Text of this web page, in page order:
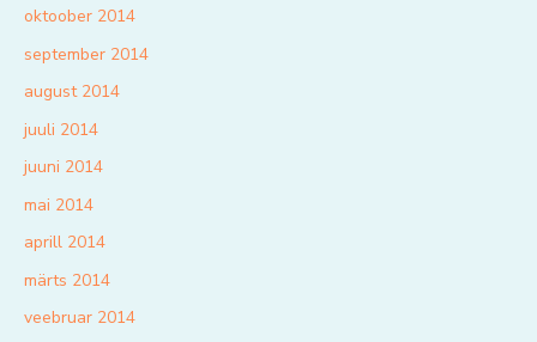
oktoober 2014
september 2014
august 2014
juuli 2014
juuni 2014
mai 2014
aprill 2014
märts 2014
veebruar 2014